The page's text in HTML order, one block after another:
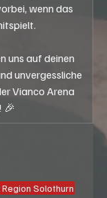
wenn das
uns auf deinen
unvergessliche
Vianco Arena
🎉
Region Solothurn